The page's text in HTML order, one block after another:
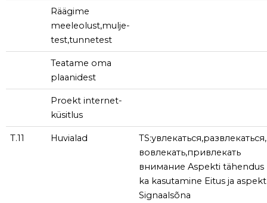
Räägime
meeleolust,mulje-
test,tunnetest
Teatame oma
plaanidest
Proekt internet-
küsitlus
T.11 Huvialad
TS:увлекаться,развлекаться,
вовлекать,привлекать
внимание Aspekti tähendus
ka kasutamine Eitus ja aspekt
Signaalsõna